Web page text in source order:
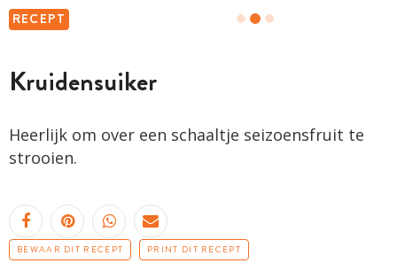
RECEPT
Kruidensuiker
Heerlijk om over een schaaltje seizoensfruit te
strooien.
BEWAAR DIT RECEPT PRINT DIT RECEPT